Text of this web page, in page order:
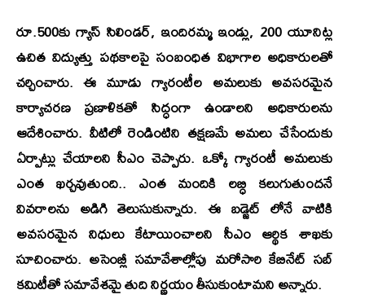
రూ.500కు గ్యాస్ సిలిండర్, ఇందిరమ్మ ఇండ్లు, 200 యూనిట్ల
ఉచిత విద్యుత్తు పథకాలపై సంబంధిత విభాగాల అధికారులతో
చర్చించారు. ఈ మూడు గ్యారంటీల అమలుకు అవసరమైన
కార్యాచరణ ప్రణాళికతో సిద్ధంగా ఉండాలని అధికారులను
ఆదేశించారు. వీటిలో రెండింటిని తక్షణమే అమలు చేసేందుకు
ఏర్పాట్లు చేయాలని సీఎం చెప్పారు. ఒక్కో గ్యారంటీ అమలుకు
ఎంత ఖర్చవుతుంది.. ఎంత మందికి లబ్ధి కలుగుతుందనే
వివరాలను అడిగి తెలుసుకున్నారు. ఈ బడ్జెట్ లోనే వాటికి
అవసరమైన నిధులు కేటాయించాలని సీఎం ఆర్థిక శాఖకు
సూచించారు. అసెంబ్లీ సమావేశాల్లోపు మరోసారి కేబినేట్ సబ్
కమిటీతో సమావేశమై తుది నిర్ణయం తీసుకుంటామని అన్నారు.